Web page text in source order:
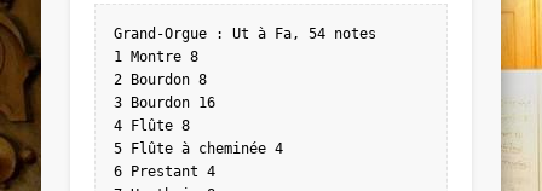
Grand-Orgue : Ut à Fa, 54 notes
1 Montre 8
2 Bourdon 8
3 Bourdon 16
4 Flûte 8
5 Flûte à cheminée 4
6 Prestant 4